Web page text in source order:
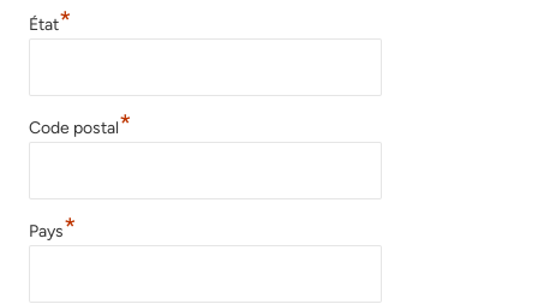
État*
Code postal*
Pays*